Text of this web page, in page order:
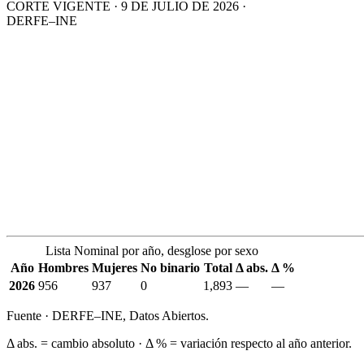
CORTE VIGENTE · 9 DE JULIO DE 2026 ·
DERFE–INE
Lista Nominal por año, desglose por sexo
Año Hombres Mujeres No binario Total Δ abs. Δ %
2026 956 937 0 1,893 — —
Fuente · DERFE–INE, Datos Abiertos.
Δ abs. = cambio absoluto · Δ % = variación respecto al año anterior.